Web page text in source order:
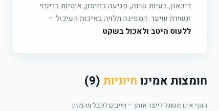
דיכאון, בעיות שינה, פגיעה בחיסון, איטיות בריפוי
ונשירת שיער. הספיגה תלויה באיכות העיכול –
ללעוס היטב ולאכול בשקט.
חומצות אמינו חיוניות (9)
הגוף אינו מסוגל לייצר אותן – חייבים לקבל מהמזון